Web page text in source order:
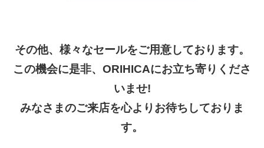
その他、様々なセールをご用意しております。
この機会に是非、ORIHICAにお立ち寄りくださ
いませ!
みなさまのご来店を心よりお待ちしておりま
す。